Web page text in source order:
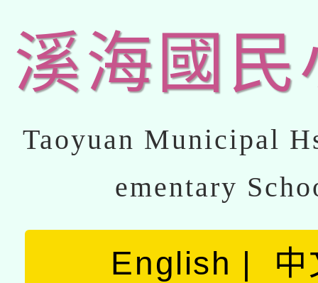
溪海國民
Taoyuan Municipal
ementary
English 中